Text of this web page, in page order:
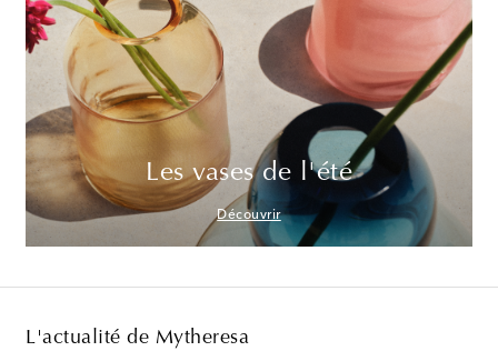
Les vases de l'été
Découvrir
L'actualité de Mytheresa